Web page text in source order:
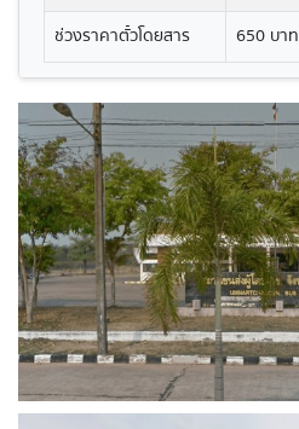
ช่วงราคาตั๋วโดยสาร
650 บาท